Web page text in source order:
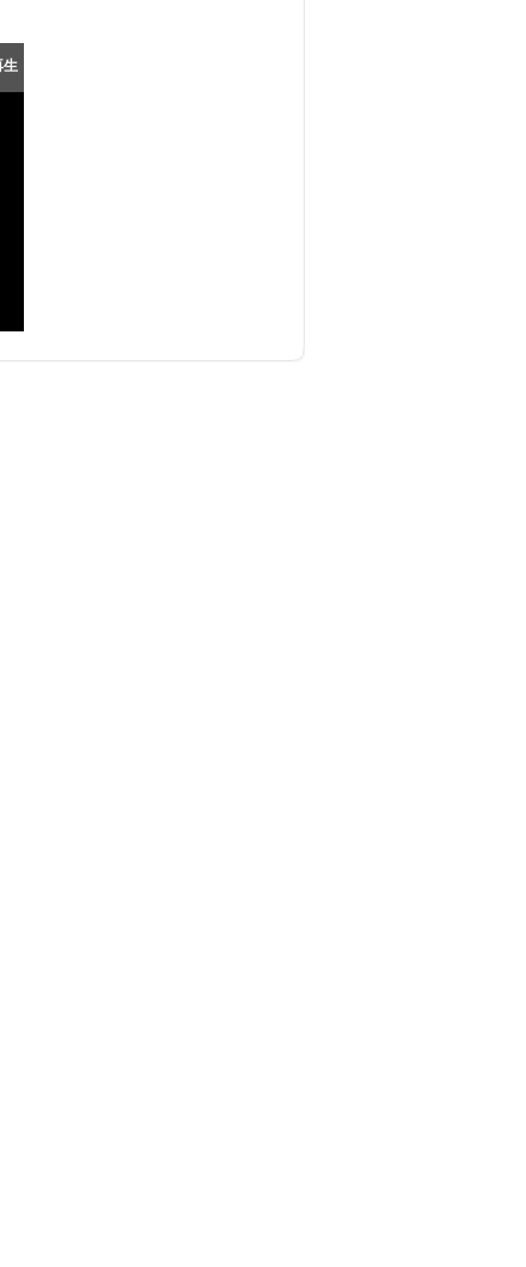
value="book=https://www.archive.cit
www.archive.city.omachi.nagan
value="9.0.45.0"> <par
<param name="book" v
Adobe Flash Playerの最新バージョ
www.adobe.com/images/shared/
/></a></p> </div> <!--[if !IE]>--